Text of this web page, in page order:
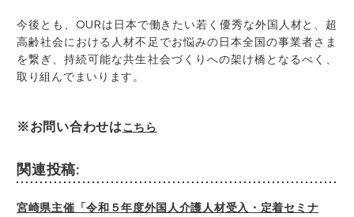
今後とも、OURは日本で働きたい若く優秀な外国人材と、超
高齢社会における人材不足でお悩みの日本全国の事業者さま
を繋ぎ、持続可能な共生社会づくりへの架け橋となるべく、
取り組んでまいります。
※お問い合わせはこちら
関連投稿:
宮崎県主催「令和５年度外国人介護人材受入・定着セミナ